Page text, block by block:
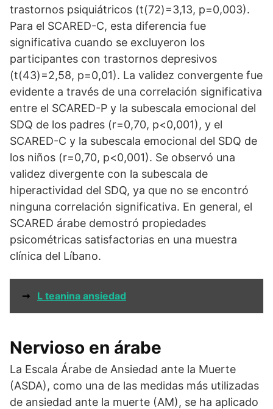
trastornos psiquiátricos (t(72)=3,13, p=0,003).
Para el SCARED-C, esta diferencia fue
significativa cuando se excluyeron los
participantes con trastornos depresivos
(t(43)=2,58, p=0,01). La validez convergente fue
evidente a través de una correlación significativa
entre el SCARED-P y la subescala emocional del
SDQ de los padres (r=0,70, p<0,001), y el
SCARED-C y la subescala emocional del SDQ de
los niños (r=0,70, p<0,001). Se observó una
validez divergente con la subescala de
hiperactividad del SDQ, ya que no se encontró
ninguna correlación significativa. En general, el
SCARED árabe demostró propiedades
psicométricas satisfactorias en una muestra
clínica del Líbano.
➞ L teanina ansiedad
Nervioso en árabe
La Escala Árabe de Ansiedad ante la Muerte
(ASDA), como una de las medidas más utilizadas
de ansiedad ante la muerte (AM), se ha aplicado